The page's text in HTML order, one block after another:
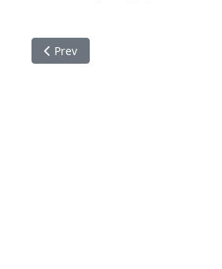
Previous article: Split in der
Prev